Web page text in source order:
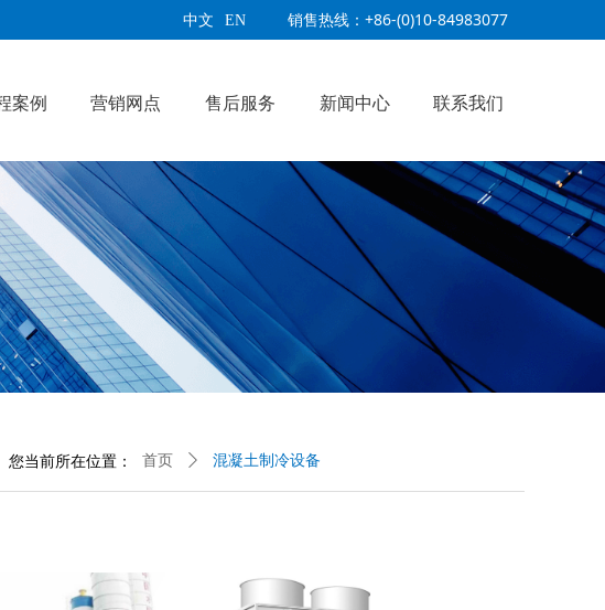
案例 营销网点 售后服务 新闻中心 联系我们
中文 EN 销售热线：+86-(0)10-84983077
您当前所在位置： 首页 ꄲ 混凝土制冷设备